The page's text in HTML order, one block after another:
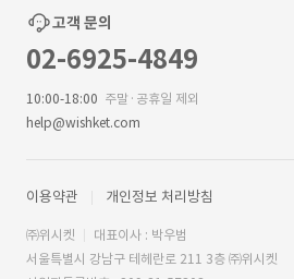
고객 문의
02-6925-4849
10:00-18:00 주말·공휴일 제외
help@wishket.com
이용약관 개인정보 처리방침
㈜위시켓
대표이사 : 박우범
서울특별시 강남구 테헤란로 211 3층 ㈜위시켓